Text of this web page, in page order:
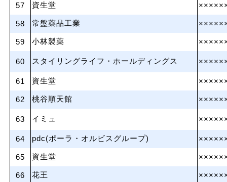
57 資生堂
58 常盤薬品工業
59 小林製薬
60 スタイリングライフ・ホールディングス
61 資生堂
62 桃谷順天館
63 イミュ
64 pdc(ポーラ・オルビスグループ)
65 資生堂
66 花王